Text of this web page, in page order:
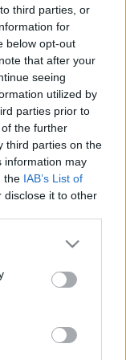
third parties, or
for
below opt-out
that after your
seeing
utilized by
parties prior to
the further
third parties on the
information may
the IAB’s List of
disclose it to other
or more Google
You may click to
party tags to
in below Google